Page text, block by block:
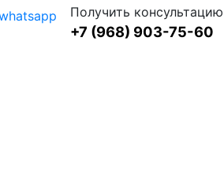
Получить консультацию
+7 (968) 903-75-60